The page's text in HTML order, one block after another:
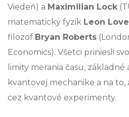
Viedeň) a Maximilian Lock
matematický fyzik Leon
filozof Bryan Roberts
Economics). Všetci priniesli
limity merania času, základné
kvantovej mechanike a na
cez kvantové experimenty.